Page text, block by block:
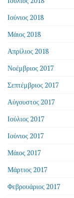
Ιούνιος 2018
Μάιος 2018
Απρίλιος 2018
Νοέμβριος 2017
Σεπτέμβριος 2017
Αύγουστος 2017
Ιούλιος 2017
Ιούνιος 2017
Μάιος 2017
Μάρτιος 2017
Φεβρουάριος 2017